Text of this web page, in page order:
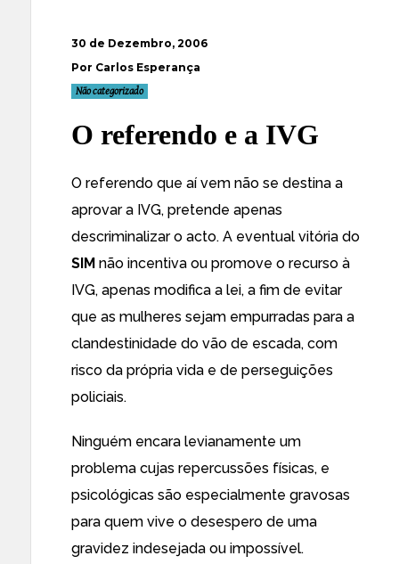
30 de Dezembro, 2006
Por Carlos Esperança
Não categorizado
O referendo e a IVG
O referendo que aí vem não se destina a
aprovar a IVG, pretende apenas
descriminalizar o acto. A eventual vitória do
SIM não incentiva ou promove o recurso à
IVG, apenas modifica a lei, a fim de evitar
que as mulheres sejam empurradas para a
clandestinidade do vão de escada, com
risco da própria vida e de perseguições
policiais.
Ninguém encara levianamente um
problema cujas repercussões físicas, e
psicológicas são especialmente gravosas
para quem vive o desespero de uma
gravidez indesejada ou impossível.